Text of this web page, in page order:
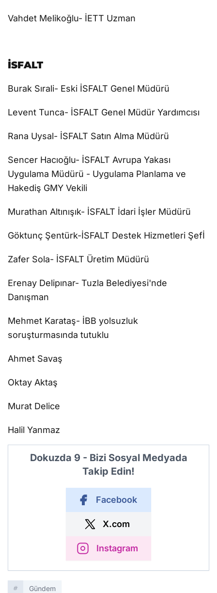
Vahdet Melikoğlu- İETT Uzman
İSFALT
Burak Sırali- Eski İSFALT Genel Müdürü
Levent Tunca- İSFALT Genel Müdür Yardımcısı
Rana Uysal- İSFALT Satın Alma Müdürü
Sencer Hacıoğlu- İSFALT Avrupa Yakası
Uygulama Müdürü - Uygulama Planlama ve
Hakediş GMY Vekili
Murathan Altınışık- İSFALT İdari İşler Müdürü
Göktunç Şentürk-İSFALT Destek Hizmetleri Şefİ
Zafer Sola- İSFALT Üretim Müdürü
Erenay Delipınar- Tuzla Belediyesi'nde
Danışman
Mehmet Karataş- İBB yolsuzluk
soruşturmasında tutuklu
Ahmet Savaş
Oktay Aktaş
Murat Delice
Halil Yanmaz
Dokuzda 9 - Bizi Sosyal Medyada
Takip Edin!
Facebook
X.com
Instagram
Gündem